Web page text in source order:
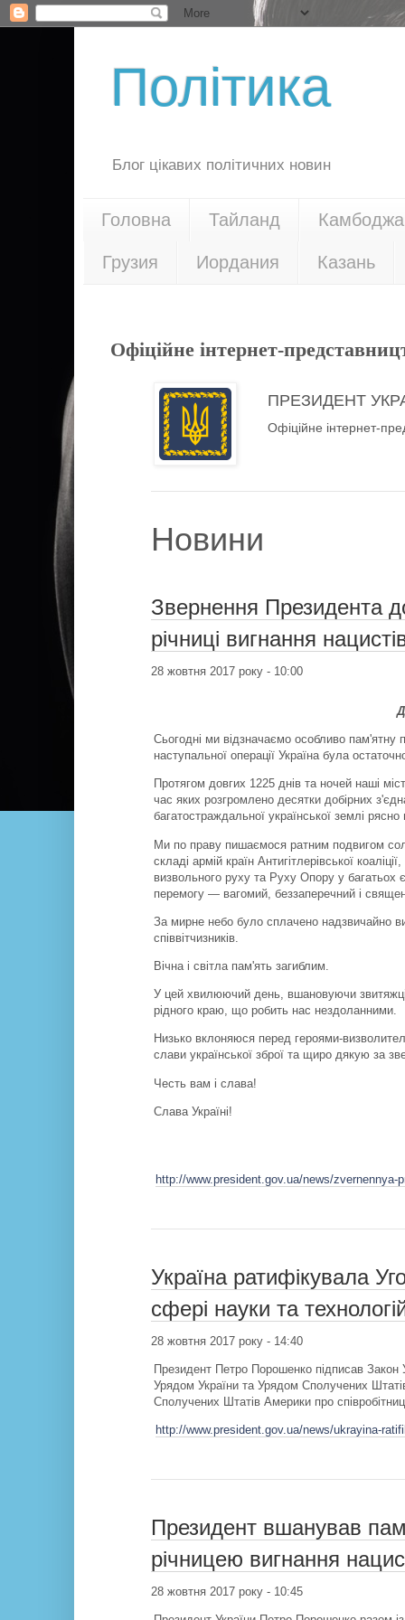
Політика
Блог цікавих політичних новин
Головна Тайланд Камбоджа
Грузия Иордания Казань
Офіційне інтернет-
ПРЕЗИДЕНТ
Офіційне інтернет-
Новини
Звернення Президента
річниці вигнання
28 жовтня 2017 року - 10:00
Сьогодні ми відзначаємо особливо пам'ятну
наступальної операції Україна була
Протягом довгих 1225 днів та ночей наші
час яких розгромлено десятки добірних
багатостраждальної української землі
Ми по праву пишаємося ратним подвигом
складі армій країн Антигітлерівської
визвольного руху та Руху Опору у багатьох
перемогу — вагомий, беззаперечний і
За мирне небо було сплачено надзвичайно
співвітчизників.
Вічна і світла пам'ять загиблим.
У цей хвилюючий день, вшановуючи
рідного краю, що робить нас нездоланними.
Низько вклоняюся перед героями-
слави української зброї та щиро дякую за
Честь вам і слава!
Слава Україні!
http://www.president.gov.ua/news/zvernennya-
Україна ратифікувала
сфері науки та
28 жовтня 2017 року - 14:40
Президент Петро Порошенко підписав Закон
Урядом України та Урядом Сполучених
Сполучених Штатів Америки про
http://www.president.gov.ua/news/ukrayina-
Президент вшанував
річницею вигнання
28 жовтня 2017 року - 10:45